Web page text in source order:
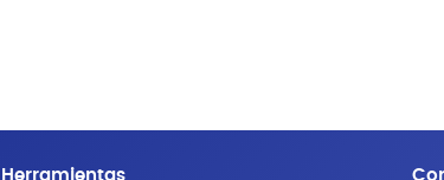
Herramientas